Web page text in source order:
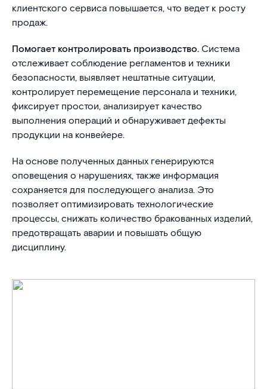
клиентского сервиса повышается, что ведет к росту
продаж.
Помогает контролировать производство.Система
отслеживает соблюдение регламентов и техники
безопасности, выявляет нештатные ситуации,
контролирует перемещение персонала и техники,
фиксирует простои, анализирует качество
выполнения операций и обнаруживает дефекты
продукции на конвейере.
На основе полученных данных генерируются
оповещения о нарушениях, также информация
сохраняется для последующего анализа. Это
позволяет оптимизировать технологические
процессы, снижать количество бракованных изделий,
предотвращать аварии и повышать общую
дисциплину.